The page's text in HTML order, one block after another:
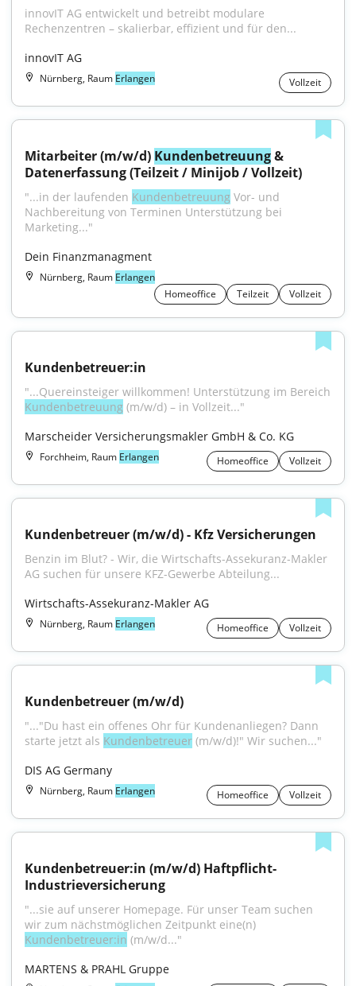
innovIT AG entwickelt und betreibt modulare
Rechenzentren – skalierbar, effizient und für den...
innovIT AG
Nürnberg, Raum Erlangen Vollzeit
Mitarbeiter (m/w/d) Kundenbetreuung &
Datenerfassung (Teilzeit / Minijob / Vollzeit)
"...in der laufenden Kundenbetreuung Vor- und
Nachbereitung von Terminen Unterstützung bei
Marketing..."
Dein Finanzmanagment
Nürnberg, Raum Erlangen
Homeoffice
Teilzeit Vollzeit
Kundenbetreuer:in
Kundenbetreuung (m/w/d) – in Vollzeit..."
Marscheider Versicherungsmakler GmbH & Co. KG
Forchheim, Raum Erlangen Homeoffice Vollzeit
Kundenbetreuer (m/w/d) - Kfz Versicherungen
Benzin im Blut? - Wir, die Wirtschafts-Assekuranz-Makler
AG suchen für unsere KFZ-Gewerbe Abteilung...
Wirtschafts-Assekuranz-Makler AG
Nürnberg, Raum Erlangen Homeoffice Vollzeit
Kundenbetreuer (m/w/d)
"..."Du hast ein offenes Ohr für Kundenanliegen? Dann
starte jetzt als Kundenbetreuer (m/w/d)!" Wir suchen..."
DIS AG Germany
Nürnberg, Raum Erlangen Homeoffice Vollzeit
Kundenbetreuer:in (m/w/d) Haftpflicht-
Industrieversicherung
"...sie auf unserer Homepage. Für unser Team suchen
Kundenbetreuer:in (m/w/d..."
MARTENS & PRAHL Gruppe